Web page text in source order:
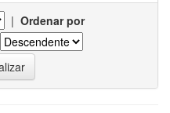
| Ordenar por